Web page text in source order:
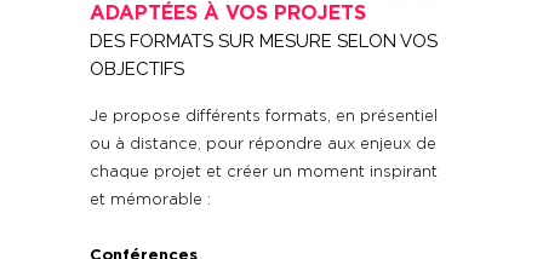
ADAPTÉES À VOS PROJETS
DES FORMATS SUR MESURE SELON VOS
OBJECTIFS
Je propose différents formats, en présentiel
ou à distance, pour répondre aux enjeux de
chaque projet et créer un moment inspirant
et mémorable :
Conférences